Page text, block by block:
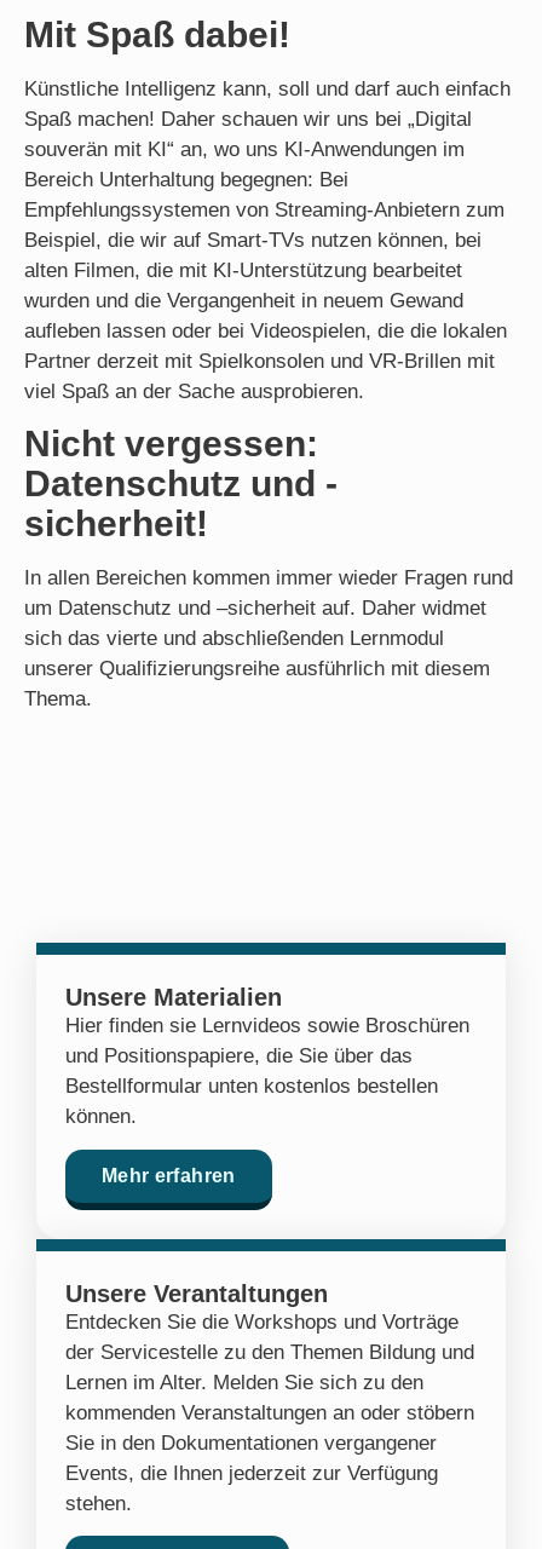
Mit Spaß dabei!
Künstliche Intelligenz kann, soll und darf auch einfach
Spaß machen! Daher schauen wir uns bei „Digital
souverän mit KI“ an, wo uns KI-Anwendungen im
Bereich Unterhaltung begegnen: Bei
Empfehlungssystemen von Streaming-Anbietern zum
Beispiel, die wir auf Smart-TVs nutzen können, bei
alten Filmen, die mit KI-Unterstützung bearbeitet
wurden und die Vergangenheit in neuem Gewand
aufleben lassen oder bei Videospielen, die die lokalen
Partner derzeit mit Spielkonsolen und VR-Brillen mit
viel Spaß an der Sache ausprobieren.
Nicht vergessen:
Datenschutz und -
sicherheit!
In allen Bereichen kommen immer wieder Fragen rund
um Datenschutz und –sicherheit auf. Daher widmet
sich das vierte und abschließenden Lernmodul
unserer Qualifizierungsreihe ausführlich mit diesem
Thema.
Unsere Materialien
Hier finden sie Lernvideos sowie Broschüren
und Positionspapiere, die Sie über das
Bestellformular unten kostenlos bestellen
können.
Mehr erfahren
Unsere Verantaltungen
Entdecken Sie die Workshops und Vorträge
der Servicestelle zu den Themen Bildung und
Lernen im Alter. Melden Sie sich zu den
kommenden Veranstaltungen an oder stöbern
Sie in den Dokumentationen vergangener
Events, die Ihnen jederzeit zur Verfügung
stehen.